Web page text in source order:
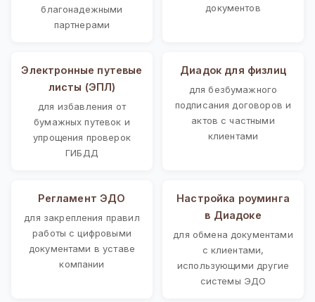
благонадежными
партнерами
документов
Электронные путевые
листы (ЭПЛ)
для избавления от
бумажных путевок и
упрощения проверок
ГИБДД
Диадок для физлиц
для безбумажного
подписания договоров и
актов с частными
клиентами
Регламент ЭДО
для закрепления правил
работы с цифровыми
документами в уставе
компании
Настройка роуминга
в Диадоке
для обмена документами
с клиентами,
использующими другие
системы ЭДО